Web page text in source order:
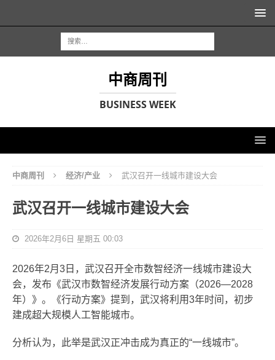
中商周刊
BUSINESS WEEK
中商周刊 经济/产业 武汉召开一线城市建设大会
武汉召开一线城市建设大会
2026年2月6日 星期五 00:03
2026年2月3日，武汉召开全市数智经济一线城市建设大
会，发布《武汉市数智经济发展行动方案（2026—2028
年）》。《行动方案》提到，武汉将利用3年时间，初步
建成超大规模人工智能城市。‌‌
分析认为，此举是武汉正冲击成为真正的“一线城市”。